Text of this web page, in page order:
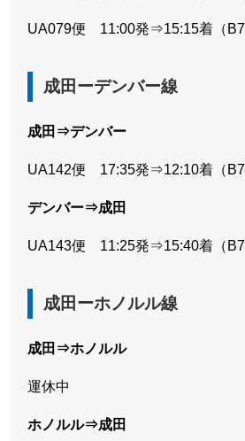
UA079便 11:00発⇒15:15着（
成田ーデンバー線
成田⇒デンバー
UA142便 17:35発⇒12:10着（
デンバー⇒成田
UA143便 11:25発⇒15:40着（
成田ーホノルル線
成田⇒ホノルル
運休中
ホノルル⇒成田